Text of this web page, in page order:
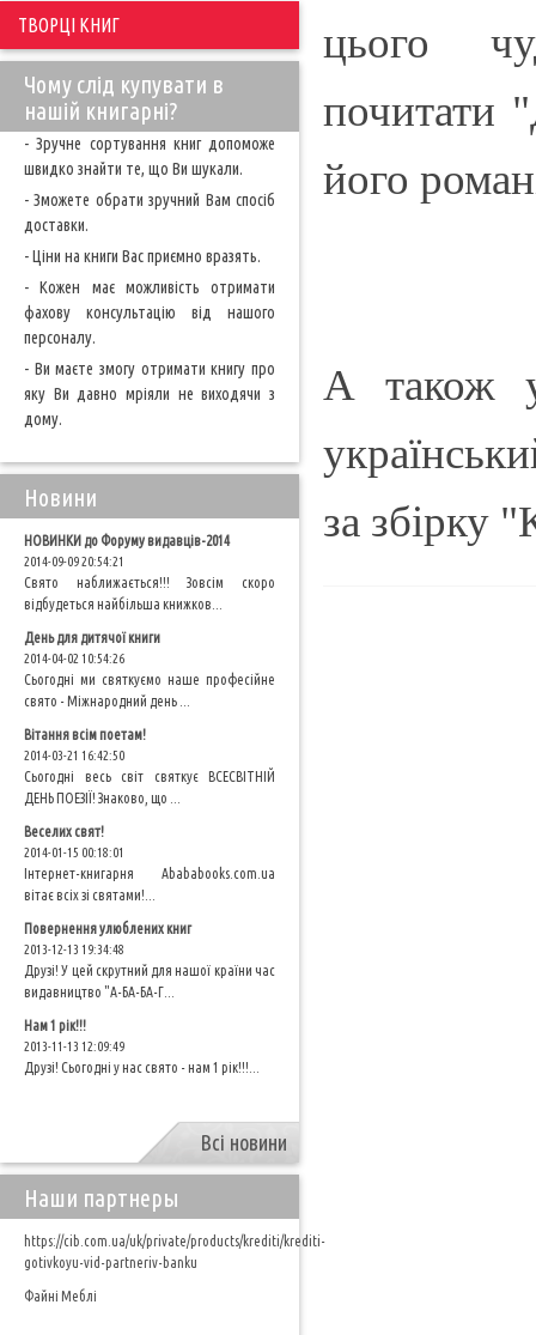
цього
почитати
його
А також
за збірку
ТВОРЦІ КНИГ
Чому слід купувати в
нашій книгарні?
- Зручне сортування книг допоможе
швидко знайти те, що Ви шукали.
- Зможете обрати зручний Вам спосіб
доставки.
- Ціни на книги Вас приємно вразять.
- Кожен має можливість отримати
фахову консультацію від нашого
персоналу.
- Ви маєте змогу отримати книгу про
яку Ви давно мріяли не виходячи з
дому.
Новини
НОВИНКИ до Форуму видавців-2014
2014-09-09 20:54:21
Свято наближається!!! Зовсім скоро
відбудеться найбільша книжков...
День для дитячої книги
2014-04-02 10:54:26
Сьогодні ми святкуємо наше професійне
свято - Міжнародний день ...
Вітання всім поетам!
2014-03-21 16:42:50
Сьогодні весь світ святкує ВСЕСВІТНІЙ
ДЕНЬ ПОЕЗІЇ! Знаково, що ...
Веселих свят!
2014-01-15 00:18:01
Інтернет-книгарня Abababooks.com.ua
вітає всіх зі святами!...
Повернення улюблених книг
2013-12-13 19:34:48
Друзі! У цей скрутний для нашої країни час
видавництво "А-БА-БА-Г...
Нам 1 рік!!!
2013-11-13 12:09:49
Друзі! Сьогодні у нас свято - нам 1 рік!!!...
Всі новини
Наши партнеры
https://cib.com.ua/uk/private/products/krediti/krediti-
gotivkoyu-vid-partneriv-banku
Файні Меблі